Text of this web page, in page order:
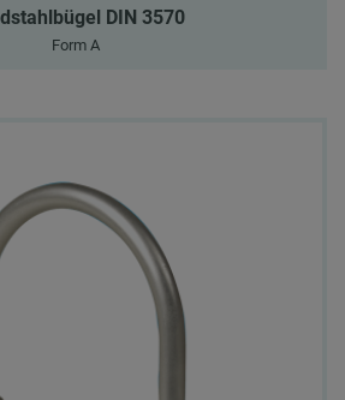
DIN 3570
Form A